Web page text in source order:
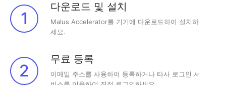
1
다운로드 및 설치
Malus Accelerator를 기기에 다운로드하여 설치하
세요.
2
무료 등록
이메일 주소를 사용하여 등록하거나 타사 로그인 서